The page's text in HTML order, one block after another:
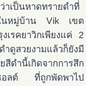
เป็นหาดทรายดำที่
ในหมู่บ้าน Vik เขต
เรคยาวิกเพียงแค่ 2
ดูสวยงามแล้วก็ยังมี
ำนี้เกิดจากการสึก
อลต์ ที่ถูกพัดพาไป